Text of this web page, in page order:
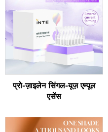
प्रो-ज़ाइलेन सिंगल-यूज़ एम्पूल
एसेंस